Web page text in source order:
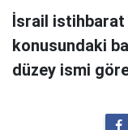
İsrail istihbarat
konusundaki
düzey ismi